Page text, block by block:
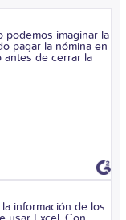
podemos imaginar la
pagar la nómina en
antes de cerrar la
información de los